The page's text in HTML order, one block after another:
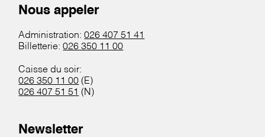
Nous appeler
Administration:026 407 51 41
Billetterie:026 350 11 00
Caisse du soir:
026 350 11 00 (E)
026 407 51 51 (N)
Newsletter